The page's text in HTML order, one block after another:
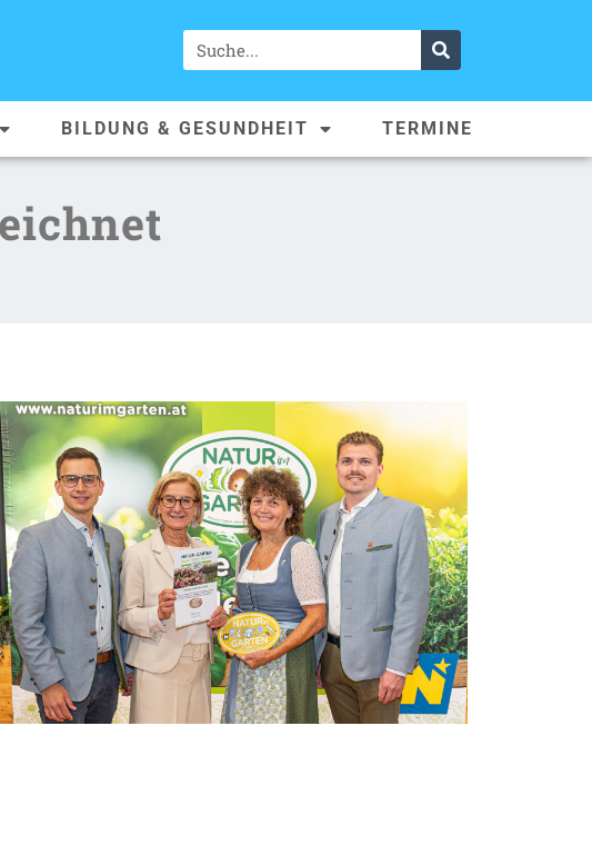
BILDUNG & GESUNDHEIT TERMINE